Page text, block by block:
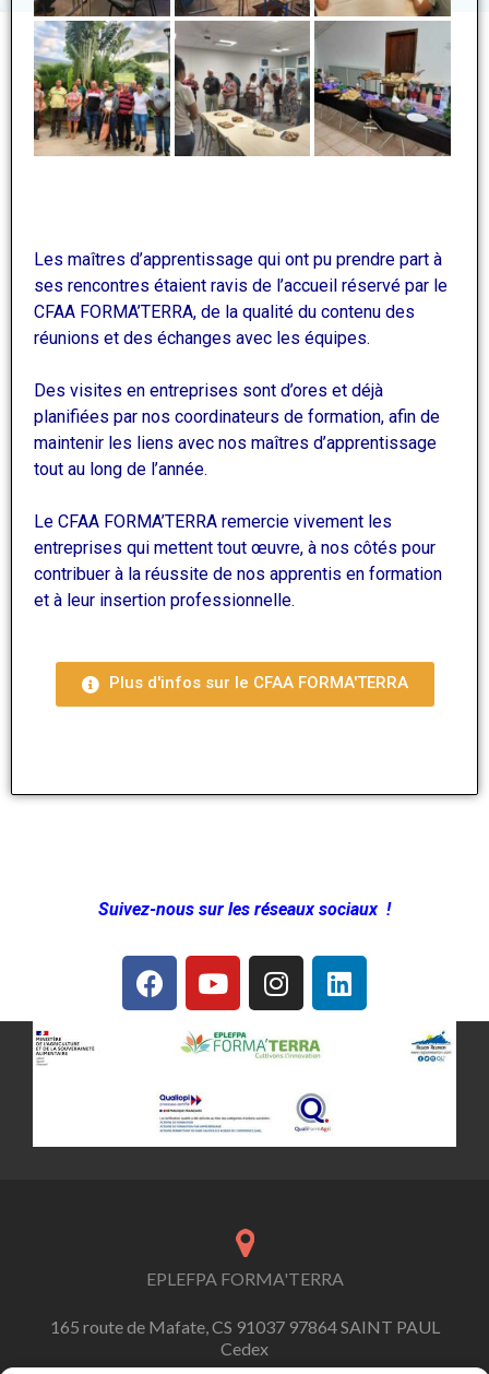
Les maîtres d’apprentissage qui ont pu prendre part à
ses rencontres étaient ravis de l’accueil réservé par le
CFAA FORMA’TERRA, de la qualité du contenu des
réunions et des échanges avec les équipes.
Des visites en entreprises sont d’ores et déjà
planifiées par nos coordinateurs de formation, afin de
maintenir les liens avec nos maîtres d’apprentissage
tout au long de l’année.
Le CFAA FORMA’TERRA remercie vivement les
entreprises qui mettent tout œuvre, à nos côtés pour
contribuer à la réussite de nos apprentis en formation
et à leur insertion professionnelle.
Plus d'infos sur le CFAA FORMA'TERRA
Suivez-nous sur les réseaux sociaux !
EPLEFPA FORMA'TERRA
165 route de Mafate, CS 91037 97864 SAINT PAUL
Cedex